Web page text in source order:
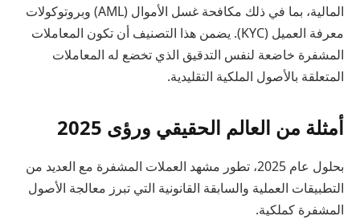
المالية، بما في ذلك مكافحة غسل الأموال (AML) وبروتوكولات
معرفة العميل (KYC). يضمن هذا التصنيف أن تكون المعاملات
المشفرة خاضعة لنفس التدقيق الذي تخضع له المعاملات
المتعلقة بالأصول الملكية التقليدية.
أمثلة من العالم الحقيقي ورؤى 2025
بحلول عام 2025، تطور مشهد العملات المشفرة مع العديد من
التطبيقات العملية والسابقة القانونية التي تبرز معالجة الأصول
المشفرة كملكية.